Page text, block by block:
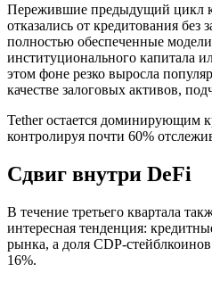
Пережившие предыдущий цикл
отказались от кредитования
полностью обеспеченные
институционального капитала
этом фоне резко выросла
качестве залоговых активов,
Tether остается доминирующим
контролируя почти 60%
Сдвиг внутри DeFi
В течение третьего квартала
интересная тенденция:
рынка, а доля CDP-
16%.